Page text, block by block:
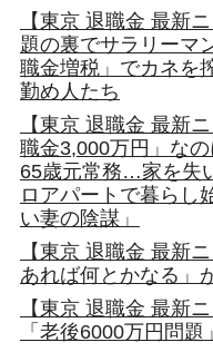
【東京 退職金 最新
題の裏でサラリーマ
職金増税」でカネを
勤め人たち
【東京 退職金 最新
職金3,000万円」な
65歳元常務…家を失
ロアパートで暮らし
い妻の陰謀」
【東京 退職金 最新
あれば何とかなる」
【東京 退職金 最新
「老後6000万円問